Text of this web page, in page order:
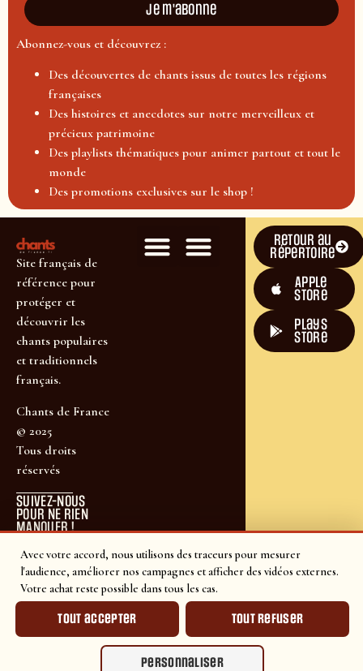
Avec votre accord, nous utilisons des traceurs pour mesurer
l'audience, améliorer nos campagnes et afficher des vidéos externes.
Votre achat reste possible dans tous les cas.
Tout accepter Tout refuser
Personnaliser
Je m'abonne
Abonnez-vous et découvrez :
Des découvertes de chants issus de toutes les régions
françaises
Des histoires et anecdotes sur notre merveilleux et
précieux patrimoine
Des playlists thématiques pour animer partout et tout le
monde
Des promotions exclusives sur le shop !
Site français de
référence pour
protéger et
découvrir les
chants populaires
et traditionnels
français.
Chants de France
© 2025
Tous droits
réservés
SUIVEZ-NOUS
POUR NE RIEN
MANQUER !
Retour au
répertoire
Apple
Store
plays
store